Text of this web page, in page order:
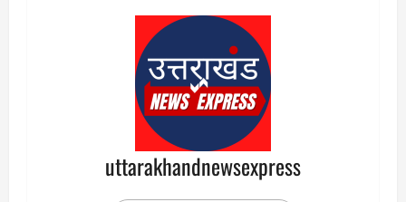
uttarakhandnewsexpress